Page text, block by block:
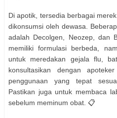
Di apotik, tersedia berbagai
dikonsumsi oleh dewasa.
adalah Decolgen, Neozep, dan
memiliki formulasi berbeda,
untuk meredakan gejala flu,
konsultasikan dengan
penggunaan yang tepat
Pastikan juga untuk membaca
sebelum meminum obat. 📋